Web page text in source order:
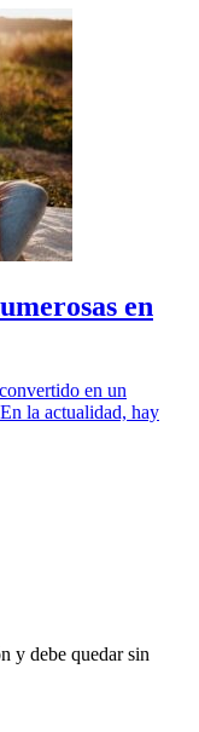
en
en un
la actualidad, hay
y debe quedar sin